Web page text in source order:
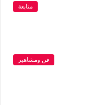
متابعة
فن ومشاهير